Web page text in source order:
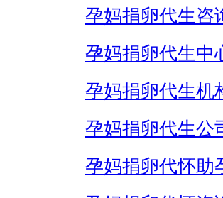
孕妈捐卵代生咨
孕妈捐卵代生中
孕妈捐卵代生机
孕妈捐卵代生公
孕妈捐卵代怀助